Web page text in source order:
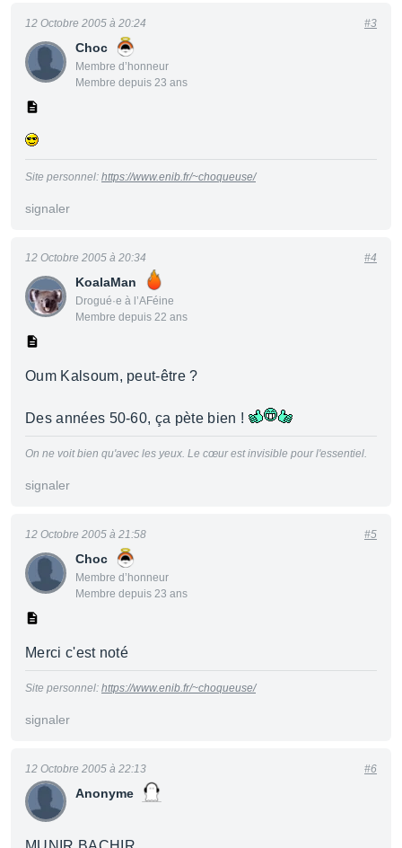
Choc
Membre d’honneur
Membre depuis 23 ans
12 Octobre 2005 à 20:24 #3
Site personnel: https://www.enib.fr/~choqueuse/
signaler
KoalaMan
Drogué·e à l’AFéine
Membre depuis 22 ans
12 Octobre 2005 à 20:34 #4
Oum Kalsoum, peut-être ?
Des années 50-60, ça pète bien !
On ne voit bien qu'avec les yeux. Le cœur est invisible pour l'essentiel.
signaler
Choc
Membre d’honneur
Membre depuis 23 ans
12 Octobre 2005 à 21:58 #5
Merci c'est noté
Site personnel: https://www.enib.fr/~choqueuse/
signaler
Anonyme
12 Octobre 2005 à 22:13 #6